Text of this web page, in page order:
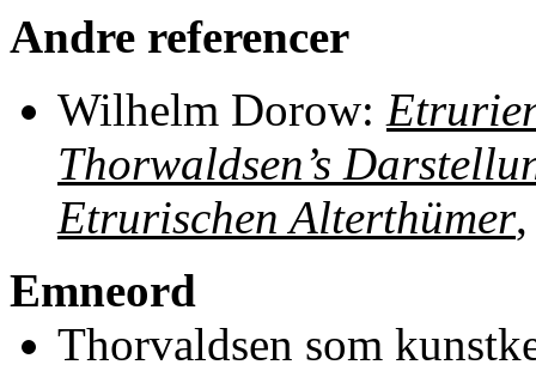
Andre referencer
Wilhelm Dorow:
Thorwaldsen’s
Etrurischen Alterthümer
Emneord
Thorvaldsen som